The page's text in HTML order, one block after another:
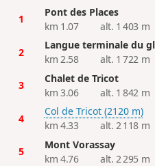
1
Pont des Places
km 1.07
alt. 1 403 m
2
Langue terminale du
km 2.58
alt. 1 722 m
3
Chalet de Tricot
km 3.06
alt. 1 842 m
4
Col de Tricot (2120 m)
km 4.33
alt. 2 118 m
5
Mont Vorassay
km 4.76
alt. 2 295 m